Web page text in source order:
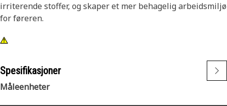
irriterende stoffer, og skaper et mer behagelig arbeidsmiljø
for føreren.
Spesifikasjoner
Måleenheter